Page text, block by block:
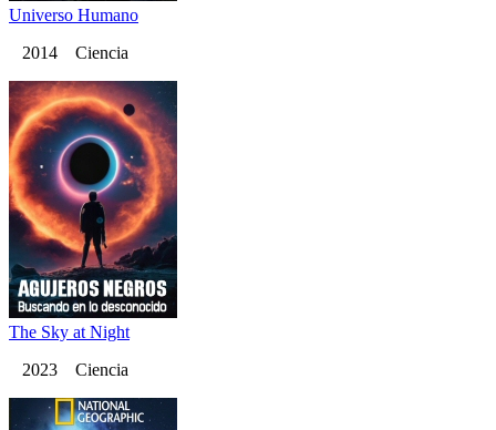
Universo Humano
2014 Ciencia
The Sky at Night
2023 Ciencia